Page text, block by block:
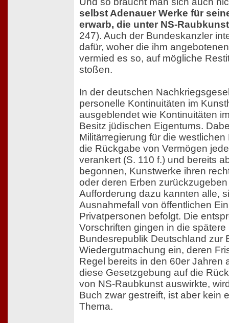
selbst Adenauer Werke für
erwarb, die unter NS-
247). Auch der Bundeskanzler
dafür, woher die ihm
vermied es so, auf mögliche
stoßen.
In der deutschen
personelle Kontinuitäten im
ausgeblendet wie Kontinuitäten
Besitz jüdischen Eigentums.
Militärregierung für die
die Rückgabe von Vermögen
verankert (S. 110 f.) und bereits
begonnen, Kunstwerke ihren
oder deren Erben
Aufforderung dazu kannten alle,
Ausnahmefall von öffentlichen
Privatpersonen befolgt. Die
Vorschriften gingen in die
Bundesrepublik Deutschland zur
Wiedergutmachung ein, deren
Regel bereits in den 60er Jahren
diese Gesetzgebung auf die
von NS-Raubkunst auswirkte,
Buch zwar gestreift, ist aber kein
Thema.